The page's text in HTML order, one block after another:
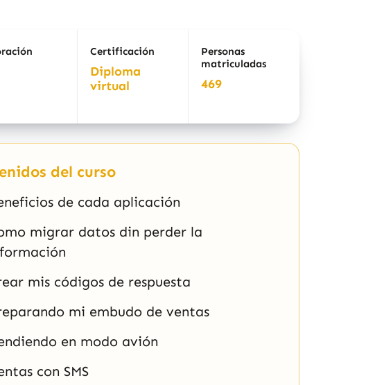
Certificación
Diploma
virtual
Personas
matriculadas
469
del curso
de cada aplicación
migrar datos din perder la
mis códigos de respuesta
mi embudo de ventas
en modo avión
con SMS